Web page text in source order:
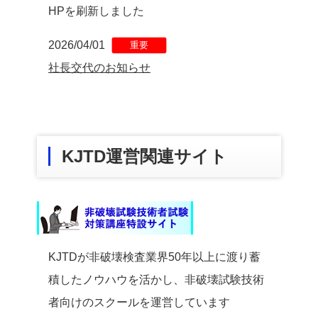
HPを刷新しました
2026/04/01 重要
社長交代のお知らせ
KJTD運営関連サイト
KJTDが非破壊検査業界50年以上に渡り蓄
積したノウハウを活かし、非破壊試験技術
者向けのスクールを運営しています